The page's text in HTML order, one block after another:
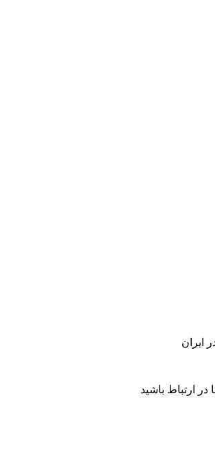
ارتباط باشید